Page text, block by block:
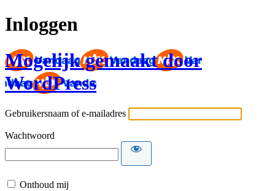
Inloggen
Mogelijk gemaakt door
WordPress
Gebruikersnaam of e-mailadres
Wachtwoord
Onthoud mij